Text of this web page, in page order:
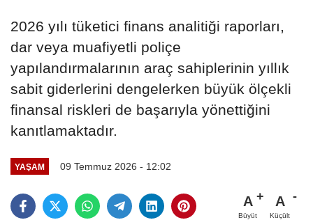
2026 yılı tüketici finans analitiği raporları,
dar veya muafiyetli poliçe
yapılandırmalarının araç sahiplerinin yıllık
sabit giderlerini dengelerken büyük ölçekli
finansal riskleri de başarıyla yönettiğini
kanıtlamaktadır.
YAŞAM 09 Temmuz 2026 - 12:02
A
Büyüt
A
Küçült